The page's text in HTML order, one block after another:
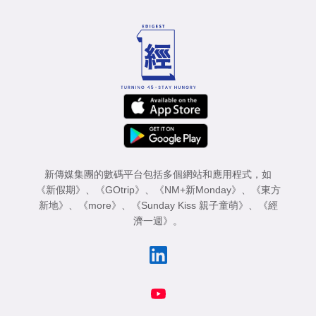
新傳媒集團的數碼平台包括多個網站和應用程式，如
《新假期》 、 《GOtrip》 、 《NM+新Monday》 、
《東方
新地》 、 《more》 、 《Sunday Kiss 親子童萌》 、
《經
濟一週》 。